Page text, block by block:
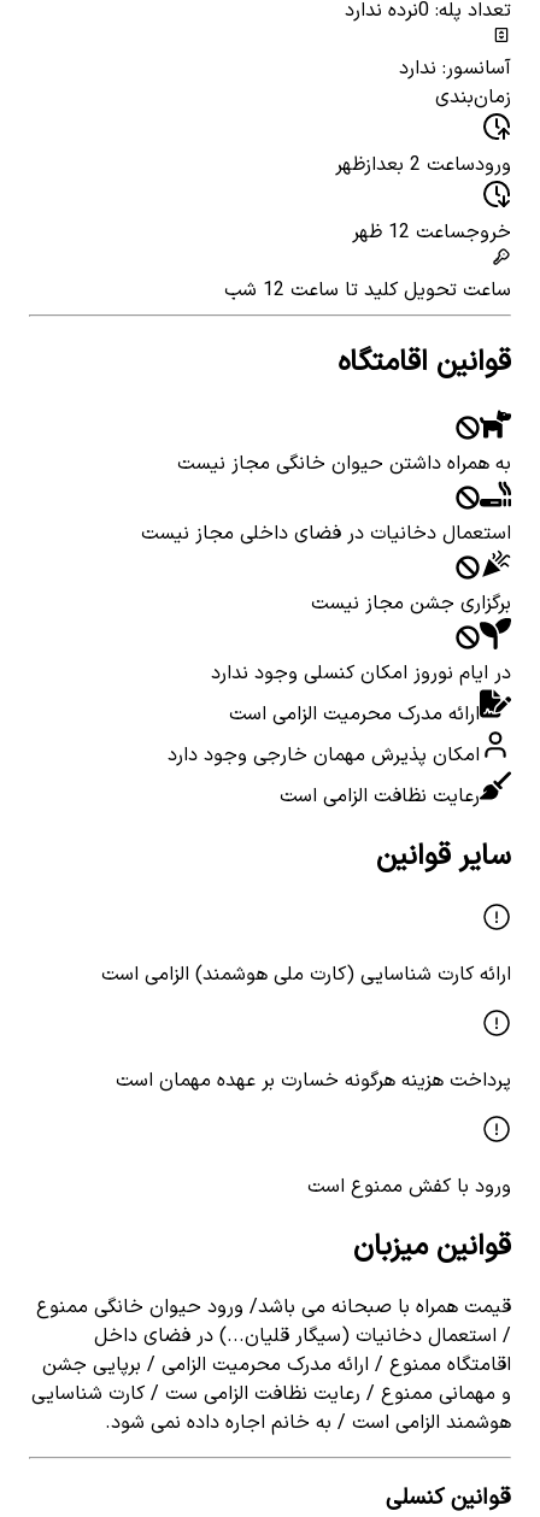
تعداد پله: 0
نرده ندارد
آسانسور: ندارد
زمان‌بندی
ورودساعت 2 بعدازظهر
خروجساعت 12 ظهر
ساعت تحویل کلید تا ساعت 12 شب
قوانین اقامتگاه
به همراه داشتن حیوان خانگی مجاز نیست
استعمال دخانیات در فضای داخلی مجاز نیست
برگزاری جشن مجاز نیست
در ایام نوروز امکان کنسلی وجود ندارد
ارائه مدرک محرمیت الزامی است
امکان پذیرش مهمان خارجی وجود دارد
رعایت نظافت الزامی است
سایر قوانین
ارائه کارت شناسایی (کارت ملی هوشمند) الزامی است
پرداخت هزینه هرگونه خسارت بر عهده مهمان است
ورود با کفش ممنوع است
قوانین میزبان
قیمت همراه با صبحانه می باشد/ ورود حیوان خانگی ممنوع
/ استعمال دخانیات (سیگار قلیان...) در فضای داخل
اقامتگاه ممنوع / ارائه مدرک محرمیت الزامی / برپایی جشن
و مهمانی ممنوع / رعایت نظافت الزامی ست / کارت شناسایی
هوشمند الزامی است / به خانم اجاره داده نمی شود.
قوانین کنسلی